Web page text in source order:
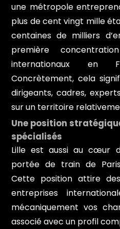
une métropole
plus de cent vingt mille
centaines de milliers
première
internationaux en
Concrètement, cela
dirigeants, cadres,
sur un territoire
Une position
spécialisés
Lille est aussi au cœur
portée de train de
Cette position attire
entreprises
mécaniquement vos
associé avec un profil